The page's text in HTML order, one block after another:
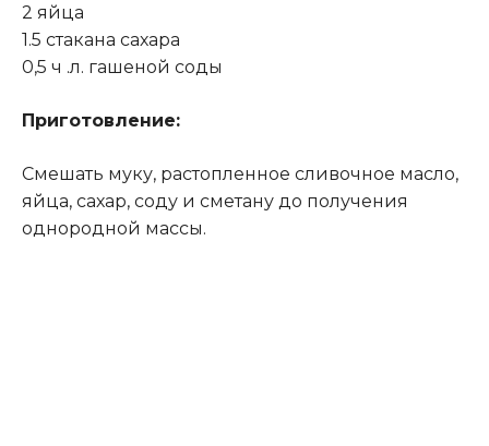
2 яйца
1.5 стакана сахара
0,5 ч .л. гашеной соды
Приготовление:
Смешать муку, растопленное сливочное масло,
яйца, сахар, соду и сметану до получения
однородной массы.